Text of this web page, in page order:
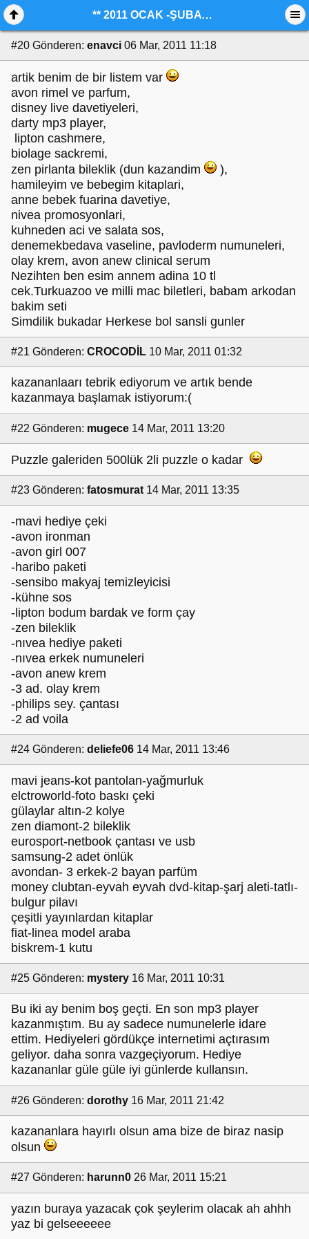
** 2011 OCAK -ŞUBAT AYI KAZANDIKLARIMIZ**
#20 Gönderen: enavci 06 Mar, 2011 11:18
artik benim de bir listem var
avon rimel ve parfum,
disney live davetiyeleri,
darty mp3 player,
lipton cashmere,
biolage sackremi,
zen pirlanta bileklik (dun kazandim
),
hamileyim ve bebegim kitaplari,
anne bebek fuarina davetiye,
nivea promosyonlari,
kuhneden aci ve salata sos,
denemekbedava vaseline, pavloderm numuneleri,
olay krem, avon anew clinical serum
Nezihten ben esim annem adina 10 tl
cek.Turkuazoo ve milli mac biletleri, babam arkodan
bakim seti
Simdilik bukadar Herkese bol sansli gunler
#21 Gönderen: CROCODİL 10 Mar, 2011 01:32
kazananlaarı tebrik ediyorum ve artık bende
kazanmaya başlamak istiyorum:(
#22 Gönderen: mugece 14 Mar, 2011 13:20
Puzzle galeriden 500lük 2li puzzle o kadar
#23 Gönderen: fatosmurat 14 Mar, 2011 13:35
-mavi hediye çeki
-avon ironman
-avon girl 007
-haribo paketi
-sensibo makyaj temizleyicisi
-kühne sos
-lipton bodum bardak ve form çay
-zen bileklik
-nıvea hediye paketi
-nıvea erkek numuneleri
-avon anew krem
-3 ad. olay krem
-philips sey. çantası
-2 ad voila
#24 Gönderen: deliefe06 14 Mar, 2011 13:46
mavi jeans-kot pantolan-yağmurluk
elctroworld-foto baskı çeki
gülaylar altın-2 kolye
zen diamont-2 bileklik
eurosport-netbook çantası ve usb
samsung-2 adet önlük
avondan- 3 erkek-2 bayan parfüm
money clubtan-eyvah eyvah dvd-kitap-şarj aleti-tatlı-
bulgur pilavı
çeşitli yayınlardan kitaplar
fiat-linea model araba
biskrem-1 kutu
#25 Gönderen: mystery 16 Mar, 2011 10:31
Bu iki ay benim boş geçti. En son mp3 player
kazanmıştım. Bu ay sadece numunelerle idare
ettim. Hediyeleri gördükçe internetimi açtırasım
geliyor. daha sonra vazgeçiyorum. Hediye
kazananlar güle güle iyi günlerde kullansın.
#26 Gönderen: dorothy 16 Mar, 2011 21:42
kazananlara hayırlı olsun ama bize de biraz nasip
olsun
#27 Gönderen: harunn0 26 Mar, 2011 15:21
yazın buraya yazacak çok şeylerim olacak ah ahhh
yaz bi gelseeeeee